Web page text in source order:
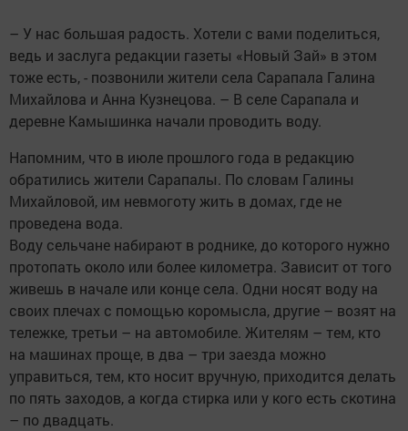
– У нас большая радость. Хотели с вами поделиться,
ведь и заслуга редакции газеты «Новый Зай» в этом
тоже есть, - позвонили жители села Сарапала Галина
Михайлова и Анна Кузнецова. – В селе Сарапала и
деревне Камышинка начали проводить воду.
Напомним, что в июле прошлого года в редакцию
обратились жители Сарапалы. По словам Галины
Михайловой, им невмоготу жить в домах, где не
проведена вода.
Воду сельчане набирают в роднике, до которого нужно
протопать около или более километра. Зависит от того
живешь в начале или конце села. Одни носят воду на
своих плечах с помощью коромысла, другие – возят на
тележке, третьи – на автомобиле. Жителям – тем, кто
на машинах проще, в два – три заезда можно
управиться, тем, кто носит вручную, приходится делать
по пять заходов, а когда стирка или у кого есть скотина
– по двадцать.